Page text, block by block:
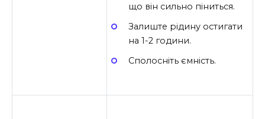
що він сильно піниться.
Залиште рідину остигати
на 1-2 години.
Сполосніть ємність.